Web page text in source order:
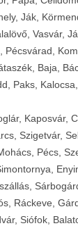
Ják,
Vasvár,
Pécsvárad,
Baja,
Paks,
Kaposvár,
Szigetvár,
Pécs,
Ráckeve,
Siófok,